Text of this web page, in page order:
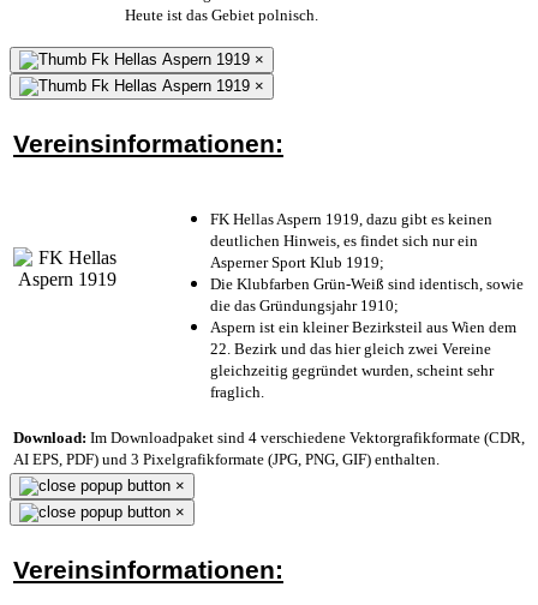
Heute ist das Gebiet polnisch.
×
×
Vereinsinformationen:
FK Hellas Aspern 1919, dazu gibt es keinen
deutlichen Hinweis, es findet sich nur ein
Asperner Sport Klub 1919;
Die Klubfarben Grün-Weiß sind identisch, sowie
die das Gründungsjahr 1910;
Aspern ist ein kleiner Bezirksteil aus Wien dem
22. Bezirk und das hier gleich zwei Vereine
gleichzeitig gegründet wurden, scheint sehr
fraglich.
Download: Im Downloadpaket sind 4 verschiedene Vektorgrafikformate (CDR,
AI EPS, PDF) und 3 Pixelgrafikformate (JPG, PNG, GIF) enthalten.
×
×
Vereinsinformationen: